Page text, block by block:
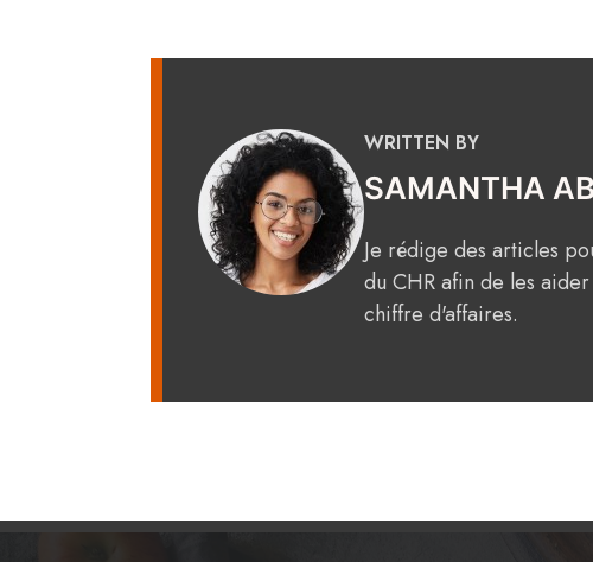
WRITTEN BY
SAMANTHA
Je rédige des articles
du CHR afin de les
chiffre d'affaires.